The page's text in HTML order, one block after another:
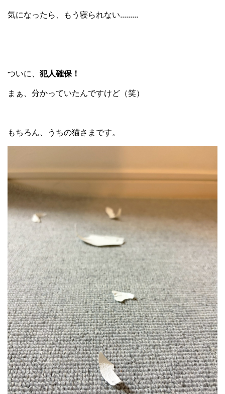
気になったら、もう寝られない.........
ついに、 犯人確保！
まぁ、分かっていたんですけど（笑）
もちろん、うちの猫さまです。